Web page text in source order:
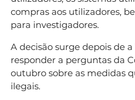
compras aos utilizadores,
para investigadores.
A decisão surge depois de
responder a perguntas da
outubro sobre as medidas
ilegais.